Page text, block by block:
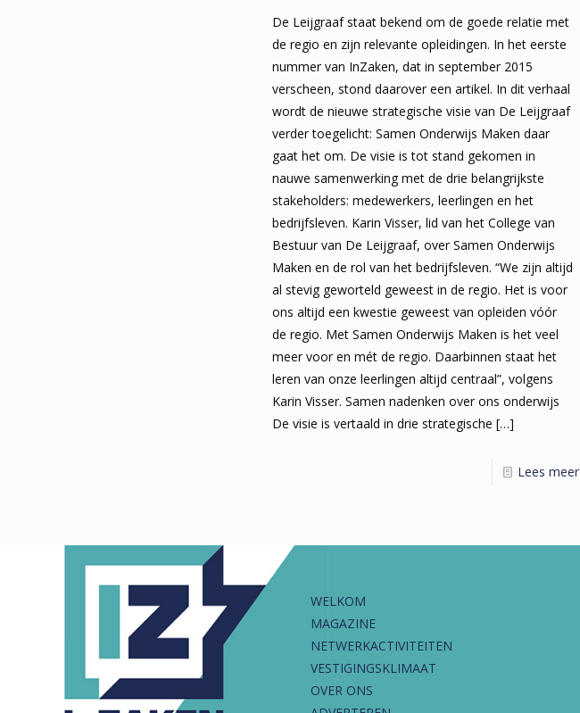
De Leijgraaf staat bekend om de goede relatie met
de regio en zijn relevante opleidingen. In het eerste
nummer van InZaken, dat in september 2015
verscheen, stond daarover een artikel. In dit verhaal
wordt de nieuwe strategische visie van De Leijgraaf
verder toegelicht: Samen Onderwijs Maken daar
gaat het om. De visie is tot stand gekomen in
nauwe samenwerking met de drie belangrijkste
stakeholders: medewerkers, leerlingen en het
bedrijfsleven. Karin Visser, lid van het College van
Bestuur van De Leijgraaf, over Samen Onderwijs
Maken en de rol van het bedrijfsleven. “We zijn altijd
al stevig geworteld geweest in de regio. Het is voor
ons altijd een kwestie geweest van opleiden vóór
de regio. Met Samen Onderwijs Maken is het veel
meer voor en mét de regio. Daarbinnen staat het
leren van onze leerlingen altijd centraal”, volgens
Karin Visser. Samen nadenken over ons onderwijs
De visie is vertaald in drie strategische […]
Lees meer
WELKOM
MAGAZINE
NETWERKACTIVITEITEN
VESTIGINGSKLIMAAT
OVER ONS